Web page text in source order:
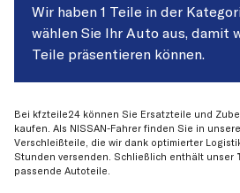
Wir haben 1 Teile in der
wählen Sie Ihr Auto aus, damit
Teile präsentieren können.
Bei kfzteile24 können Sie Ersatzteile und
kaufen. Als NISSAN-Fahrer finden Sie in
Verschleißteile, die wir dank optimierter
Stunden versenden. Schließlich enthält unser
passende Autoteile.